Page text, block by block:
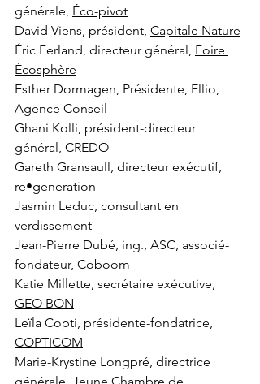
générale, Éco-pivot
David Viens, président, Capitale Nature
Éric Ferland, directeur général, Foire
Écosphère
Esther Dormagen, Présidente, Ellio,
Agence Conseil
Ghani Kolli, président-directeur
général, CREDO
Gareth Gransaull, directeur exécutif,
re•generation
Jasmin Leduc, consultant en
verdissement
Jean-Pierre Dubé, ing., ASC, associé-
fondateur, Coboom
Katie Millette, secrétaire exécutive,
GEO BON
Leïla Copti, présidente-fondatrice,
COPTICOM
Marie-Krystine Longpré, directrice